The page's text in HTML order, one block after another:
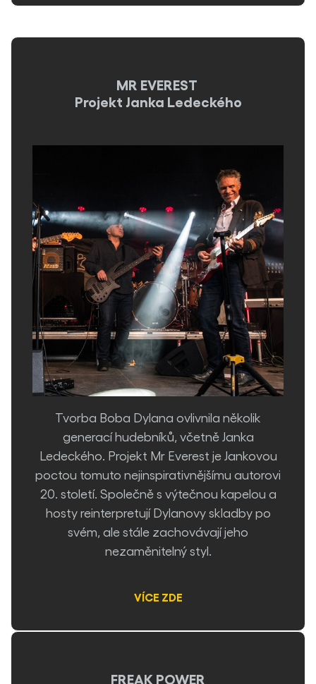
MR EVEREST
Projekt Janka Ledeckého
Tvorba Boba Dylana ovlivnila několik
generací hudebníků, včetně Janka
Ledeckého. Projekt Mr Everest je Jankovou
poctou tomuto nejinspirativnějšímu autorovi
20. století. Společně s výtečnou kapelou a
hosty reinterpretují Dylanovy skladby po
svém, ale stále zachovávají jeho
nezaměnitelný styl.
VÍCE ZDE
FREAK POWER